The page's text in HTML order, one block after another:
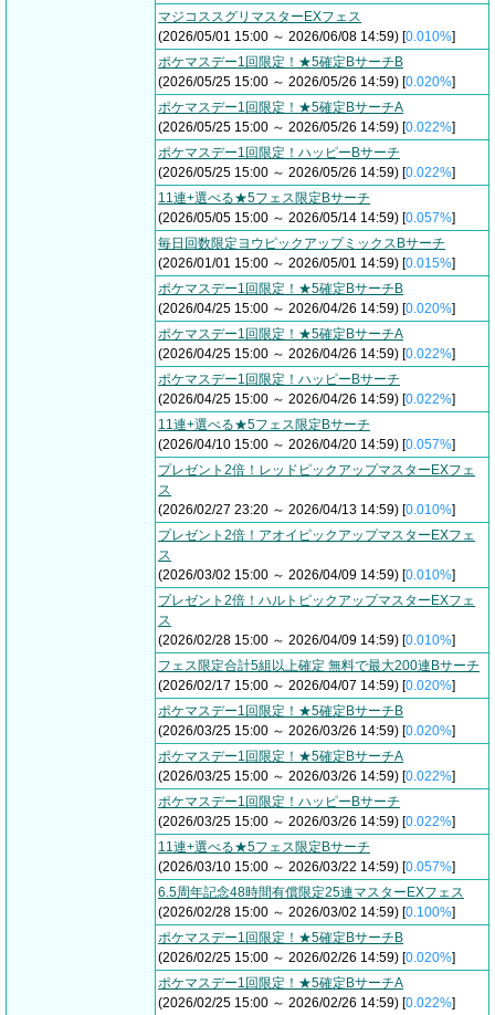
マジコススグリマスターEXフェス
(2026/05/01 15:00 ～ 2026/06/08 14:59) [0.010%]
ポケマスデー1回限定！★5確定BサーチB
(2026/05/25 15:00 ～ 2026/05/26 14:59) [0.020%]
ポケマスデー1回限定！★5確定BサーチA
(2026/05/25 15:00 ～ 2026/05/26 14:59) [0.022%]
ポケマスデー1回限定！ハッピーBサーチ
(2026/05/25 15:00 ～ 2026/05/26 14:59) [0.022%]
11連+選べる★5フェス限定Bサーチ
(2026/05/05 15:00 ～ 2026/05/14 14:59) [0.057%]
毎日回数限定ヨウピックアップミックスBサーチ
(2026/01/01 15:00 ～ 2026/05/01 14:59) [0.015%]
ポケマスデー1回限定！★5確定BサーチB
(2026/04/25 15:00 ～ 2026/04/26 14:59) [0.020%]
ポケマスデー1回限定！★5確定BサーチA
(2026/04/25 15:00 ～ 2026/04/26 14:59) [0.022%]
ポケマスデー1回限定！ハッピーBサーチ
(2026/04/25 15:00 ～ 2026/04/26 14:59) [0.022%]
11連+選べる★5フェス限定Bサーチ
(2026/04/10 15:00 ～ 2026/04/20 14:59) [0.057%]
プレゼント2倍！レッドピックアップマスターEXフェ
ス
(2026/02/27 23:20 ～ 2026/04/13 14:59) [0.010%]
プレゼント2倍！アオイピックアップマスターEXフェ
ス
(2026/03/02 15:00 ～ 2026/04/09 14:59) [0.010%]
プレゼント2倍！ハルトピックアップマスターEXフェ
ス
(2026/02/28 15:00 ～ 2026/04/09 14:59) [0.010%]
フェス限定合計5組以上確定 無料で最大200連Bサーチ
(2026/02/17 15:00 ～ 2026/04/07 14:59) [0.020%]
ポケマスデー1回限定！★5確定BサーチB
(2026/03/25 15:00 ～ 2026/03/26 14:59) [0.020%]
ポケマスデー1回限定！★5確定BサーチA
(2026/03/25 15:00 ～ 2026/03/26 14:59) [0.022%]
ポケマスデー1回限定！ハッピーBサーチ
(2026/03/25 15:00 ～ 2026/03/26 14:59) [0.022%]
11連+選べる★5フェス限定Bサーチ
(2026/03/10 15:00 ～ 2026/03/22 14:59) [0.057%]
6.5周年記念48時間有償限定25連マスターEXフェス
(2026/02/28 15:00 ～ 2026/03/02 14:59) [0.100%]
ポケマスデー1回限定！★5確定BサーチB
(2026/02/25 15:00 ～ 2026/02/26 14:59) [0.020%]
ポケマスデー1回限定！★5確定BサーチA
(2026/02/25 15:00 ～ 2026/02/26 14:59) [0.022%]